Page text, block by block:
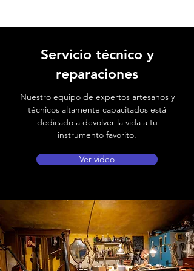
Servicio técnico y
reparaciones
Nuestro equipo de expertos artesanos y
técnicos altamente capacitados está
dedicado a devolver la vida a tu
instrumento favorito.
Ver video